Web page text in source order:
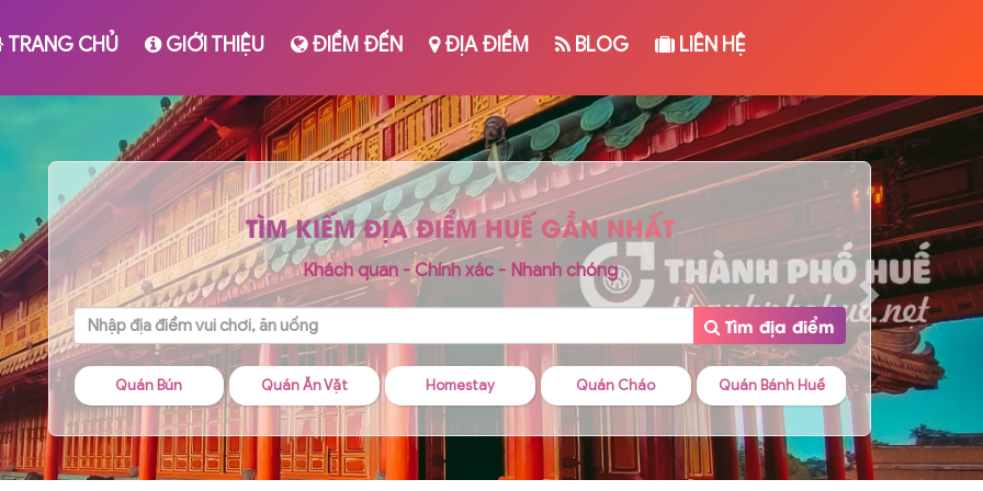
TRANG CHỦ GIỚI THIỆU ĐIỂM ĐẾN ĐỊA ĐIỂM BLOG LIÊN HỆ
TÌM KIẾM ĐỊA ĐIỂM HUẾ GẦN NHẤT
Khách quan - Chính xác - Nhanh chóng
Tìm địa điểm
Quán Ăn Vặt Homestay Quán Cháo Quán Bánh Huế Quán Cafe Quán Bánh